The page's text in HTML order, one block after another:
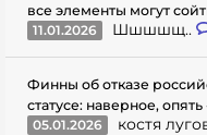
все элементы могут
11.01.2026
Шшшшщ..
Финны об отказе
статусе: наверное,
05.01.2026
костя